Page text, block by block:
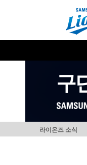
구
라이온즈 소식